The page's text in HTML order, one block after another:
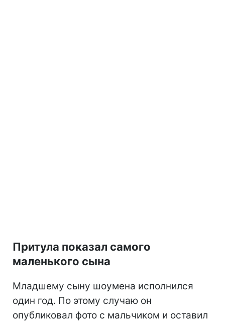
Притула показал самого
маленького сына
Младшему сыну шоумена исполнился
один год. По этому случаю он
опубликовал фото с мальчиком и оставил